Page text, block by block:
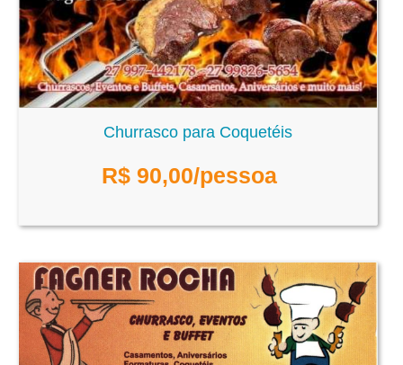
Churrasco para Coquetéis
R$ 90,00/pessoa